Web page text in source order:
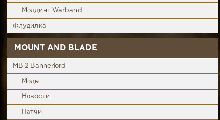
Моддинг Warband
Флудилка
MOUNT AND BLADE
MB 2 Bannerlord
Моды
Новости
Патчи